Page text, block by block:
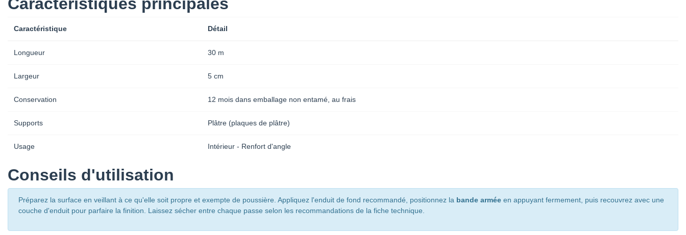
Caractéristiques principales
Caractéristique Détail
Longueur 30 m
Largeur 5 cm
Conservation 12 mois dans emballage non entamé, au frais
Supports Plâtre (plaques de plâtre)
Usage Intérieur - Renfort d'angle
Conseils d'utilisation
Préparez la surface en veillant à ce qu'elle soit propre et exempte de poussière. Appliquez l'enduit de fond recommandé, positionnez la bande armée en appuyant fermement, puis recouvrez avec une
couche d'enduit pour parfaire la finition. Laissez sécher entre chaque passe selon les recommandations de la fiche technique.